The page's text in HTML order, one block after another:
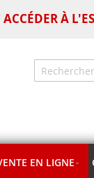
ACCÉDER À
EN LIGNE